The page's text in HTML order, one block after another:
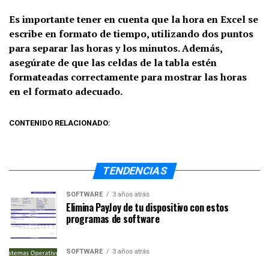
Es importante tener en cuenta que la hora en Excel se
escribe en formato de tiempo, utilizando dos puntos
para separar las horas y los minutos. Además,
asegúrate de que las celdas de la tabla estén
formateadas correctamente para mostrar las horas
en el formato adecuado.
CONTENIDO RELACIONADO:
TENDENCIAS
SOFTWARE 3 años atrás
Elimina PayJoy de tu dispositivo con estos
programas de software
SOFTWARE 3 años atrás